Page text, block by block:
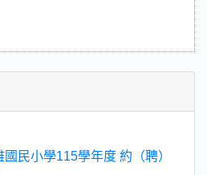
民小學115學年度 約（聘）